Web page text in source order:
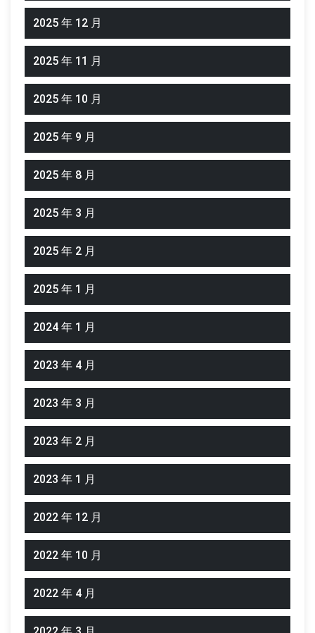
2025 年 12 月
2025 年 11 月
2025 年 10 月
2025 年 9 月
2025 年 8 月
2025 年 3 月
2025 年 2 月
2025 年 1 月
2024 年 1 月
2023 年 4 月
2023 年 3 月
2023 年 2 月
2023 年 1 月
2022 年 12 月
2022 年 10 月
2022 年 4 月